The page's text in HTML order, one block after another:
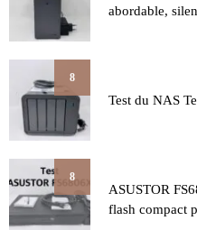
abordable,
8
Test du NAS
8
ASUSTOR
flash compact